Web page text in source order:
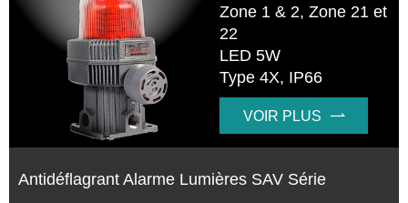
Zone 1 & 2, Zone 21 et
22
LED 5W
Type 4X, IP66
VOIR PLUS 
Antidéflagrant Alarme Lumières SAV Série